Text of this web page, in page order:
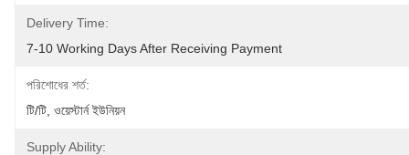
Delivery Time:
7-10 Working Days After Receiving Payment
পরিশোধের শর্ত:
টি/টি, ওয়েস্টার্ন ইউনিয়ন
Supply Ability: